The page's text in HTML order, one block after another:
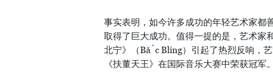
事实表明，如今许多成功的年轻艺术家都
取得了巨大成功。值得一提的是，艺术家
北宁》（Bắc Bling）引起了热烈反响，
《扶董天王》在国际音乐大赛中荣获冠